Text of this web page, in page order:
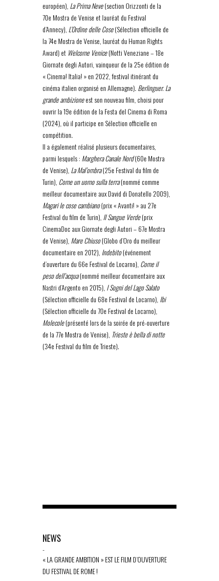
européen), La Prima Neve(section Orizzonti de la
70e Mostra de Venise et lauréat du Festival
d’Annecy), L’Ordine delle Cose(Sélection officielle de
la 74e Mostra de Venise, lauréat du Human Rights
Award) et Welcome Venice(Notti Veneziane – 18e
Giornate degli Autori, vainqueur de la 25e édition de
« Cinema! Italia! » en 2022, festival itinérant du
cinéma italien organisé en Allemagne). Berlinguer. La
grande ambizioneest son nouveau film, choisi pour
ouvrir la 19e édition de la Festa del Cinema di Roma
(2024), où il participe en Sélection officielle en
compétition.
Il a également réalisé plusieurs documentaires,
parmi lesquels : Marghera Canale Nord(60e Mostra
de Venise), La Mal’ombra(25e Festival du film de
Turin), Come un uomo sulla terra(nommé comme
meilleur documentaire aux David di Donatello 2009),
Magari le cose cambiano(prix « Avanti! » au 27e
Festival du film de Turin), Il Sangue Verde(prix
CinemaDoc aux Giornate degli Autori – 67e Mostra
de Venise), Mare Chiuso(Globo d’Oro du meilleur
documentaire en 2012), Indebito(événement
d’ouverture du 66e Festival de Locarno), Come il
peso dell’acqua(nommé meilleur documentaire aux
Nastri d’Argento en 2015), I Sogni del Lago Salato
(Sélection officielle du 68e Festival de Locarno), Ibi
(Sélection officielle du 70e Festival de Locarno),
Molecole(présenté lors de la soirée de pré-ouverture
de la 77e Mostra de Venise), Trieste è bella di notte
(34e Festival du film de Trieste).
NEWS
-
« LA GRANDE AMBITION » EST LE FILM D’OUVERTURE
DU FESTIVAL DE ROME !